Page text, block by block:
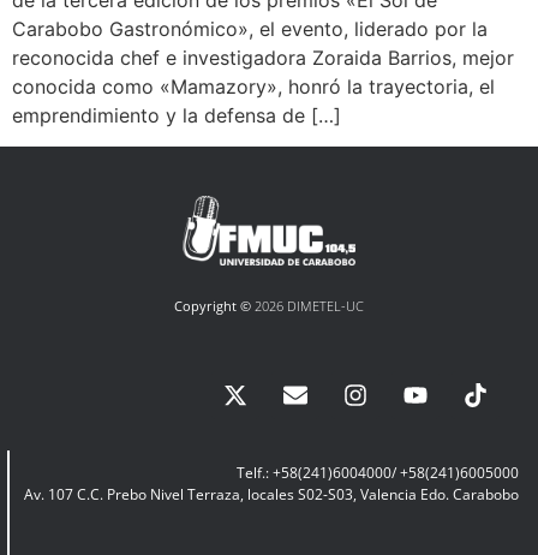
Carabobo Gastronómico», el evento, liderado por la
reconocida chef e investigadora Zoraida Barrios, mejor
conocida como «Mamazory», honró la trayectoria, el
emprendimiento y la defensa de […]
Copyright © 2026 DIMETEL-UC
Telf.: +58(241)6004000/ +58(241)6005000
Av. 107 C.C. Prebo Nivel Terraza, locales S02-S03, Valencia Edo. Carabobo